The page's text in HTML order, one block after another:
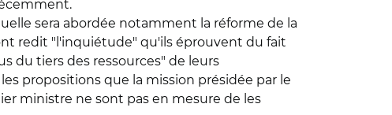
sera abordée notamment la réforme de la
redit "l'inquiétude" qu'ils éprouvent du fait
du tiers des ressources" de leurs
propositions que la mission présidée par le
ministre ne sont pas en mesure de les